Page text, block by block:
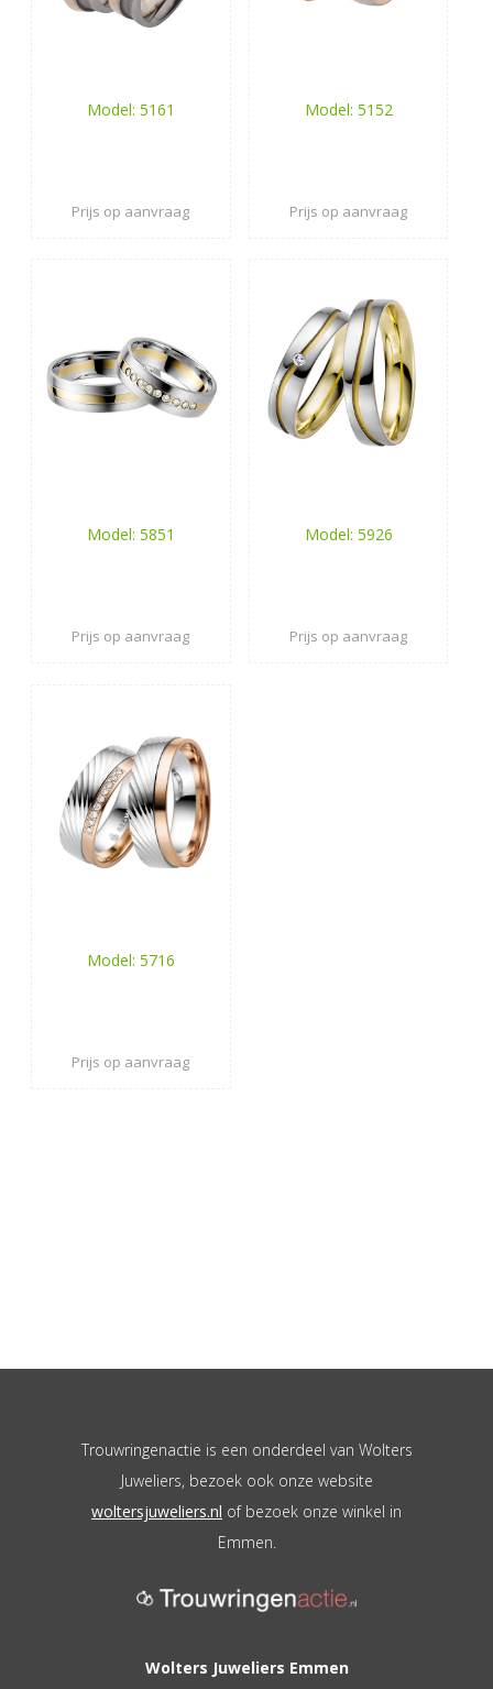
Model: 5161
Prijs op aanvraag
Model: 5152
Prijs op aanvraag
Model: 5851
Prijs op aanvraag
Model: 5926
Prijs op aanvraag
Model: 5716
Prijs op aanvraag
Trouwringenactie is een onderdeel van Wolters
Juweliers, bezoek ook onze website
woltersjuweliers.nl of bezoek onze winkel in
Emmen.
Wolters Juweliers Emmen